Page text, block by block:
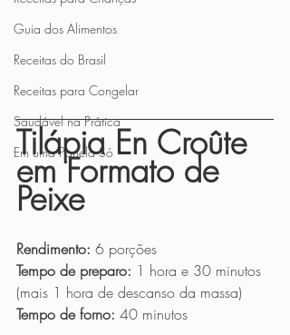
Guia dos Alimentos
Receitas do Brasil
Receitas para Congelar
Saudável na Prática
Em uma Panela Só
Tilápia En Croûte
em Formato de
Peixe
Rendimento: 6 porções
Tempo de preparo: 1 hora e 30 minutos
(mais 1 hora de descanso da massa)
Tempo de forno: 40 minutos